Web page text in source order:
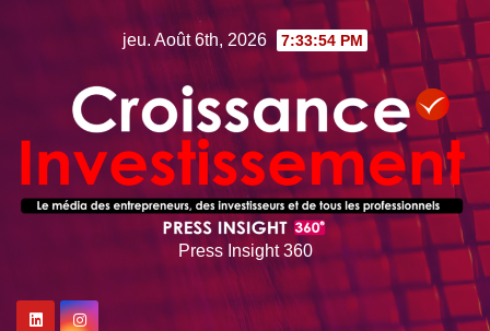
jeu. Août 6th, 2026 7:33:55 PM
Press Insight 360